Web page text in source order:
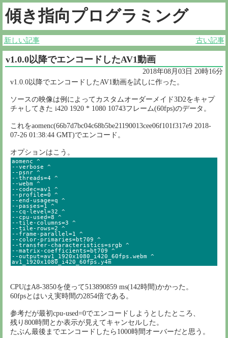
傾き指向プログラミング
新しい記事 古い記事
v1.0.0以降でエンコードしたAV1動画
2018年08月03日 20時16分
v1.0.0以降でエンコードしたAV1動画を試しに作った。
ソースの映像は例によってカスタムオーダーメイド3D2をキャプ
チャしてきた i420 1920 * 1080 10743フレーム(60fps)のデータ。
これをaomenc(66b7d7bc04c68b5be21190013cee06f101f317e9 2018-
07-26 01:38:44 GMT)でエンコード。
オプションはこう。
aomenc ^
--verbose ^
--psnr ^
--threads=4 ^
--webm ^
--codec=av1 ^
--profile=0 ^
--end-usage=q ^
--passes=1 ^
--cq-level=32 ^
--cpu-used=8 ^
--tile-columns=3 ^
--tile-rows=2 ^
--frame-parallel=1 ^
--color-primaries=bt709 ^
--transfer-characteristics=srgb ^
--matrix-coefficients=bt709 ^
--output=av1_1920x1080_i420_60fps.webm ^
av1_1920x1080_i420_60fps.y4m
CPUはA8-3850を使って513890859 ms(142時間)かかった。
60fpsとはいえ実時間の2854倍である。
参考だが最初cpu-used=0でエンコードしようとしたところ、
残り800時間とか表示が見えてキャンセルした。
たぶん最後までエンコードしたら1000時間オーバーだと思う。